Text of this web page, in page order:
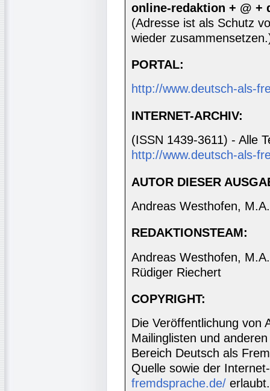
online-redaktion + @ +
(Adresse ist als Schutz
wieder
PORTAL:
http://www.deutsch-als-
INTERNET-ARCHIV:
(ISSN 1439-3611) - Alle
http://www.deutsch-als-
AUTOR DIESER
Andreas Westhofen, M.A.
REDAKTIONSTEAM:
Andreas Westhofen,
Rüdiger Riechert
COPYRIGHT:
Die Veröffentlichung von
Mailinglisten und
Bereich Deutsch als
Quelle sowie der
fremdsprache.de/